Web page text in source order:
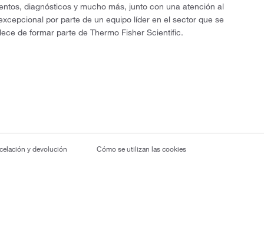
diagnósticos y mucho más, junto con una atención al
por parte de un equipo líder en el sector que se
de formar parte de Thermo Fisher Scientific.
y devolución Cómo se utilizan las cookies